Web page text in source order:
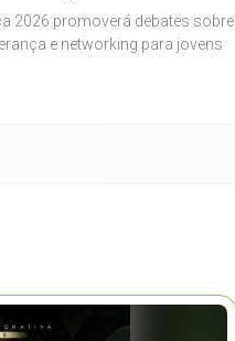
2026 promoverá debates sobre
e networking para jovens